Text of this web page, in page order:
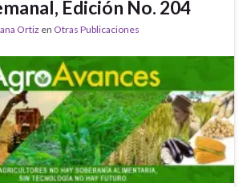
Edición No. 204
Ortiz en Otras Publicaciones